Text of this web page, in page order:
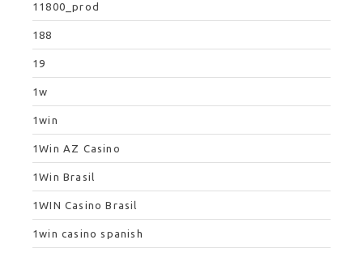
11800_prod
188
19
1w
1win
1Win AZ Casino
1Win Brasil
1WIN Casino Brasil
1win casino spanish